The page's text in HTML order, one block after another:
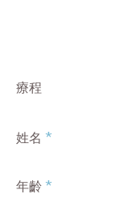
療程
姓名 *
年齡 *